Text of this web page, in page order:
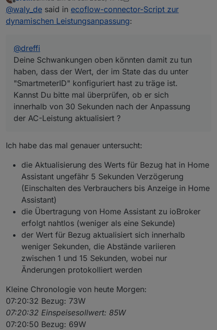
Logauszug, Mit der Einstellung
Debug: true
komm ich da nicht weiter.
haben, dass der Wert, der im State das du unter
"SmartmeterID" konfiguriert hast zu träge ist. Kannst
Du bitte mal überprüfen, ob er sich innerhalb von 30
Offline zuletzt editiert von Dreffi
@waly_de said in ecoflow-connector-Script zur
dynamischen Leistungsanpassung:
@dreffi
Deine Schwankungen oben könnten damit zu tun
haben, dass der Wert, der im State das du unter
"SmartmeterID" konfiguriert hast zu träge ist.
Kannst Du bitte mal überprüfen, ob er sich
innerhalb von 30 Sekunden nach der Anpassung
der AC-Leistung aktualisiert ?
Ich habe das mal genauer untersucht:
die Aktualisierung des Werts für Bezug hat in Home
Assistant ungefähr 5 Sekunden Verzögerung
(Einschalten des Verbrauchers bis Anzeige in Home
Assistant)
die Übertragung von Home Assistant zu ioBroker
erfolgt nahtlos (weniger als eine Sekunde)
der Wert für Bezug aktualisiert sich innerhalb
weniger Sekunden, die Abstände variieren
zwischen 1 und 15 Sekunden, wobei nur
Änderungen protokolliert werden
Kleine Chronologie von heute Morgen:
07:20:32 Bezug: 73W
07:20:32 Einspeisesollwert: 85W
07:20:50 Bezug: 69W